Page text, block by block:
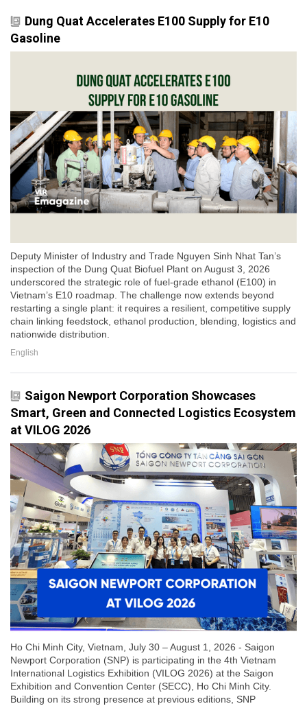
Dung Quat Accelerates E100 Supply for E10
Gasoline
Deputy Minister of Industry and Trade Nguyen Sinh Nhat Tan’s
inspection of the Dung Quat Biofuel Plant on August 3, 2026
underscored the strategic role of fuel-grade ethanol (E100) in
Vietnam’s E10 roadmap. The challenge now extends beyond
restarting a single plant: it requires a resilient, competitive supply
chain linking feedstock, ethanol production, blending, logistics and
nationwide distribution.
English
Saigon Newport Corporation Showcases
Smart, Green and Connected Logistics Ecosystem
at VILOG 2026
Ho Chi Minh City, Vietnam, July 30 – August 1, 2026 - Saigon
Newport Corporation (SNP) is participating in the 4th Vietnam
International Logistics Exhibition (VILOG 2026) at the Saigon
Exhibition and Convention Center (SECC), Ho Chi Minh City.
Building on its strong presence at previous editions, SNP